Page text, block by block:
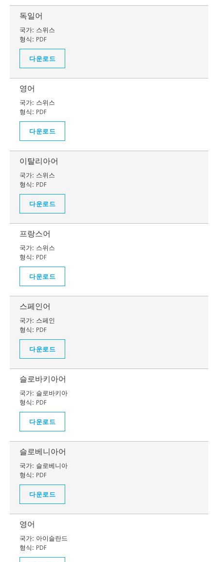
독일어
국가: 스위스
형식: PDF
다운로드
영어
국가: 스위스
형식: PDF
다운로드
이탈리아어
국가: 스위스
형식: PDF
다운로드
프랑스어
국가: 스위스
형식: PDF
다운로드
스페인어
국가: 스페인
형식: PDF
다운로드
슬로바키아어
국가: 슬로바키아
형식: PDF
다운로드
슬로베니아어
국가: 슬로베니아
형식: PDF
다운로드
영어
국가: 아이슬란드
형식: PDF